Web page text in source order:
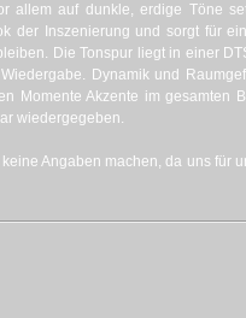
allem auf dunkle, erdige Töne
der Inszenierung und sorgt für
Die Tonspur liegt in einer
Dynamik und
Momente Akzente im gesamten
wiedergegeben.
Angaben machen, da uns für